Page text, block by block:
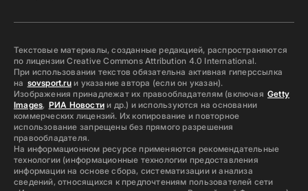
Текстовые материалы, созданные редакцией, распространяются
по лицензии Creative Commons Attribution 4.0 International.
При использовании текстов обязательна активная гиперссылка
на sovsport.ruи указание автора (если он указан).
Изображения принадлежат их правообладателям (включая Getty
Images, РИА Новостии др.) и используются на основании
коммерческих лицензий. Их копирование и повторное
использование запрещены без прямого разрешения
правообладателя.
На информационном ресурсе применяются рекомендательные
технологии (информационные технологии предоставления
информации на основе сбора, систематизации и анализа
сведений, относящихся к предпочтениям пользователей сети